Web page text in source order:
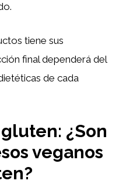
tiene sus
final dependerá del
de cada
¿Son
veganos